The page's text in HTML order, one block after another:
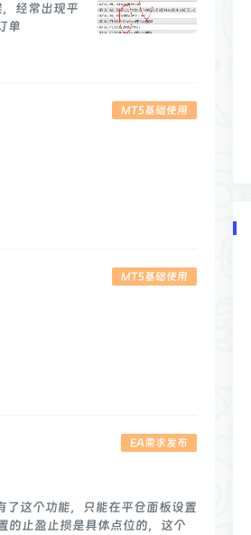
经常出现平
单
MT5基础使用
MT5基础使用
EA需求发布
了这个功能，只能在平仓面板设置
的止盈止损是具体点位的，这个